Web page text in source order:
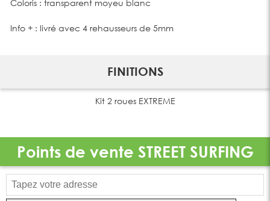
Coloris : transparent moyeu blanc
Info + : livré avec 4 rehausseurs de 5mm
FINITIONS
Kit 2 roues EXTREME
Points de vente STREET SURFING